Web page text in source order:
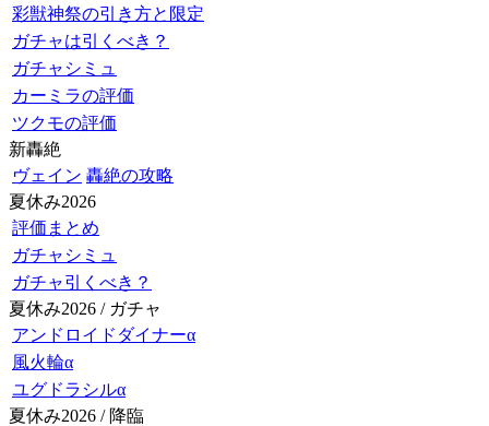
彩獣神祭の引き方と限定
ガチャは引くべき？
ガチャシミュ
カーミラの評価
ツクモの評価
新轟絶
ヴェイン 轟絶の攻略
夏休み2026
評価まとめ
ガチャシミュ
ガチャ引くべき？
夏休み2026 / ガチャ
アンドロイドダイナーα
風火輪α
ユグドラシルα
夏休み2026 / 降臨